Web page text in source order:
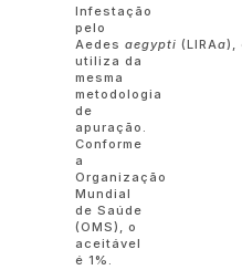
Infestação
pelo
Aedes aegypti (LIRAa),
utiliza da
mesma
metodologia
de
apuração.
Conforme
a
Organização
Mundial
de Saúde
(OMS), o
aceitável
é 1%.